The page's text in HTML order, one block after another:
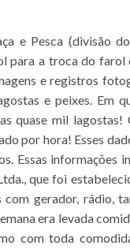
e Pesca (divisão
para a troca do farol
e registros
e peixes. Em
quase mil lagostas!
por hora! Esses
Essas informações
que foi
gerador, rádio,
era levada
com toda